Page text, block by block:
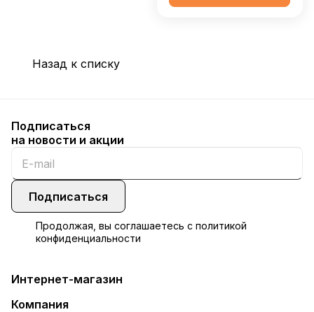
Назад к списку
Подписаться
на новости и акции
Подписаться
Продолжая, вы соглашаетесь с политикой
конфиденциальности
Интернет-магазин
Компания